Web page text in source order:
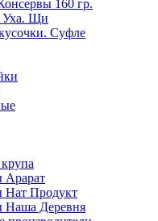
160 гр.
Щи
Суфле
Арарат
Нат Продукт
Наша Деревня